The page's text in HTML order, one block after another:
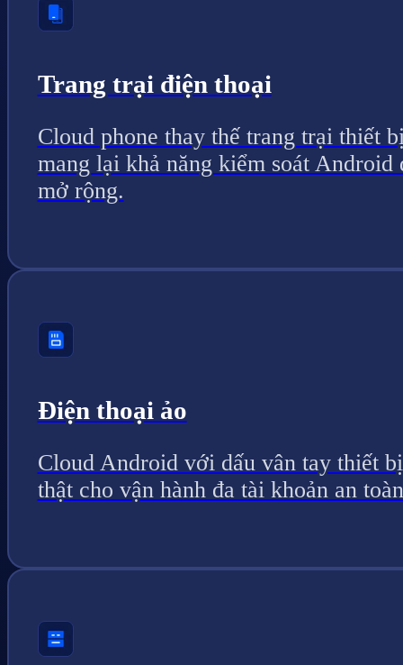
Trang trại điện thoại
Cloud phone thay thế trang trại thiết
mang lại khả năng kiểm soát Android
mở rộng.
Điện thoại ảo
Cloud Android với dấu vân tay thiết bị
thật cho vận hành đa tài khoản an